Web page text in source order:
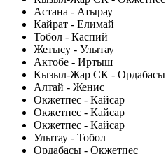
Астана - Атырау
Кайрат - Елимай
Тобол - Каспий
Жетысу - Улытау
Актобе - Иртыш
Кызыл-Жар СК - Ордабасы
Алтай - Женис
Окжетпес - Кайсар
Окжетпес - Кайсар
Окжетпес - Кайсар
Улытау - Тобол
Ордабасы - Окжетпес